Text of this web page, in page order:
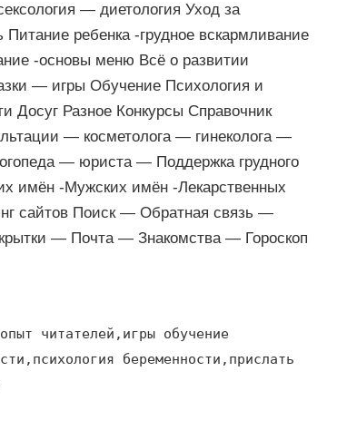
— диетология Уход за
ребенка -грудное вскармливание
-основы меню Всё о развитии
— игры Обучение Психология и
Досуг Разное Конкурсы Справочник
— косметолога — гинеколога —
— юриста — Поддержка грудного
имён -Мужских имён -Лекарственных
сайтов Поиск — Обратная связь —
— Почта — Знакомства — Гороскоп
читателей,игры обучение
беременности,прислать